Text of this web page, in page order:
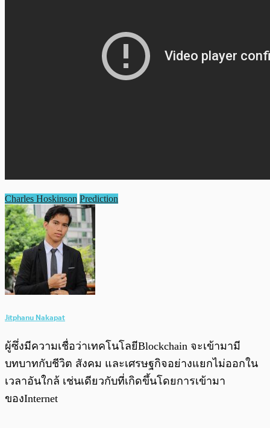
Charles Hoskinson Prediction
Jitphanu Nakapat
ผู้ซึ่งมีความเชื่อว่าเทคโนโลยีBlockchain จะเข้ามามี
บทบาทกับชีวิต สังคม และเศรษฐกิจอย่างแยกไม่ออกใน
เวลาอันใกล้ เช่นเดียวกับที่เกิดขึ้นโดยการเข้ามา
ของInternet